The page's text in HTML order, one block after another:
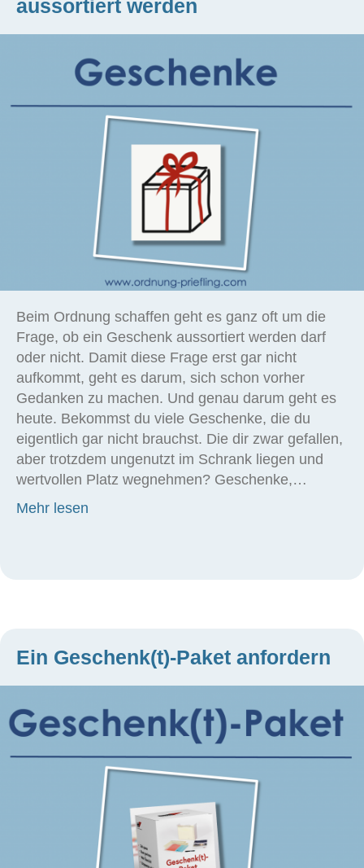
aussortiert werden
Beim Ordnung schaffen geht es ganz oft um die
Frage, ob ein Geschenk aussortiert werden darf
oder nicht. Damit diese Frage erst gar nicht
aufkommt, geht es darum, sich schon vorher
Gedanken zu machen. Und genau darum geht es
heute. Bekommst du viele Geschenke, die du
eigentlich gar nicht brauchst. Die dir zwar gefallen,
aber trotzdem ungenutzt im Schrank liegen und
wertvollen Platz wegnehmen? Geschenke,…
Mehr lesen
Ein Geschenk(t)-Paket anfordern